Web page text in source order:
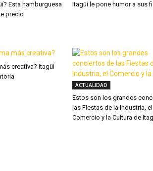
Esta hamburguesa
precio
Itagüí le pone humor a sus
creativa? Itagüí
ACTUALIDAD
Estos son los grandes
las Fiestas de la Industria, el
Comercio y la Cultura de